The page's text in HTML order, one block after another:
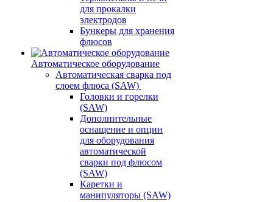
для прокалки
электродов
Бункеры для хранения
флюсов
Автоматическое оборудование
Автоматическая сварка под
слоем флюса (SAW)
Головки и горелки
(SAW)
Дополнительные
оснащение и опции
для оборудования
автоматической
сварки под флюсом
(SAW)
Каретки и
манипуляторы (SAW)